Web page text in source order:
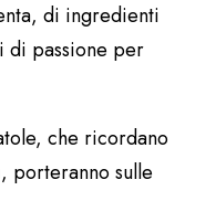
di ingredienti
di passione per
che ricordano
porteranno sulle